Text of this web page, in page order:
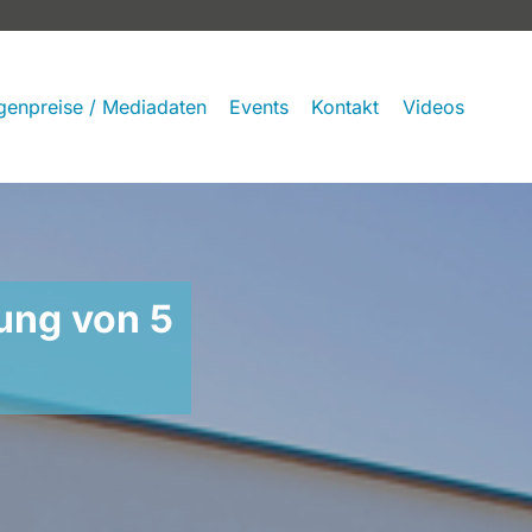
/ Mediadaten Events Kontakt Videos
von 5